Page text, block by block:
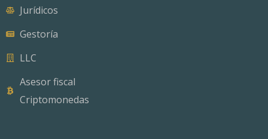
Jurídicos
Gestoría
LLC
Asesor fiscal
Criptomonedas